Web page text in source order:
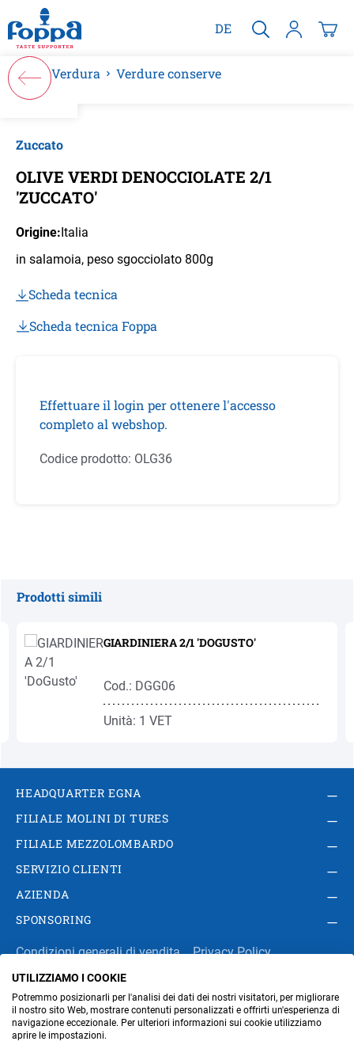
principale
DE
Verdura Verdure conserve
Zuccato
OLIVE VERDI DENOCCIOLATE 2/1
'ZUCCATO'
Origine:Italia
in salamoia, peso sgocciolato 800g
Scheda tecnica
Scheda tecnica Foppa
Effettuare il login per ottenere l'accesso
completo al webshop.
Codice prodotto: OLG36
Prodotti simili
GIARDINIERA 2/1 'DOGUSTO'
Cod.: DGG06
Unità: 1 VET
HEADQUARTER EGNA
FILIALE MOLINI DI TURES
FILIALE MEZZOLOMBARDO
SERVIZIO CLIENTI
AZIENDA
SPONSORING
Condizioni generali di vendita
Privacy Policy
Impressum
Modifica impostazioni dei cookie
Amministrazione
UTILIZZIAMO I COOKIE
Potremmo posizionarli per l'analisi dei dati dei nostri visitatori, per migliorare
il nostro sito Web, mostrare contenuti personalizzati e offrirti un'esperienza di
navigazione eccezionale. Per ulteriori informazioni sui cookie utilizziamo
aprire le impostazioni.